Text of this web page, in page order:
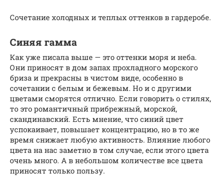
Сочетание холодных и теплых оттенков в гардеробе.
Синяя гамма
Как уже писала выше — это оттенки моря и неба.
Они приносят в дом запах прохладного морского
бриза и прекрасны в чистом виде, особенно в
сочетании с белым и бежевым. Но и с другими
цветами сморятся отлично. Если говорить о стилях,
то это романтичный прибрежный, морской,
скандинавский. Есть мнение, что синий цвет
успокаивает, повышает концентрацию, но в то же
время снижает любую активность. Влияние любого
цвета на нас заметно в том случае, если этого цвета
очень много. А в небольшом количестве все цвета
приносят только пользу.